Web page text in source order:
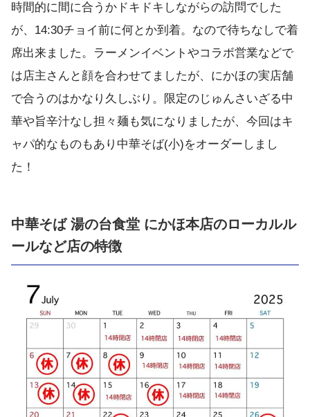
時間的に間に合うかドキドキしながらの訪問でした
が、14:30チョイ前に何とか到着。なので待ちなしで着
席出来ました。ラーメンイベントやコラボ営業などで
は店主さんと顔を合わせてましたが、にかほの実店舗
で合うのはかなり久しぶり。限定のじゅんさいざる中
華や旨辛汁なし担々麺も気になりましたが、今回はキ
ャパ的なものもあり中華そば(小)をオーダーしまし
た！
中華そば 湯の台食堂 にかほ本店のローカルル
ールなど店の特徴